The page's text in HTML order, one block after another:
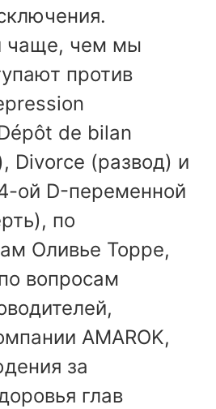
чаще, чем мы
против
de bilan
Divorce (развод) и
ой D-переменной
по
Оливье Торре,
вопросам
AMAROK,
за
глав